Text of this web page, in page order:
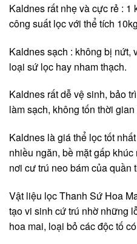
Kaldnes rất nhẹ và cực rẻ :
công suất lọc với thể tích
Kaldnes sạch : không bị nứt,
loại sứ lọc hay nham thạch.
Kaldnes rất dễ vệ sinh, bảo
làm sạch, không tốn thời gian
Kaldnes là giá thể lọc tốt
nhiều ngăn, bề mặt gấp
nơi cư trú neo bám của quần
Vật liệu lọc Thanh Sứ Hoa
tạo vi sinh cứ trú nhờ những
hoa mai, loại bỏ các độc tố